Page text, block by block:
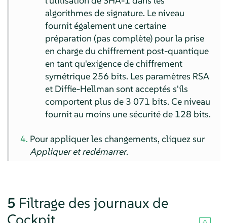
algorithmes de signature. Le niveau
fournit également une certaine
préparation (pas complète) pour la prise
en charge du chiffrement post-quantique
en tant qu'exigence de chiffrement
symétrique 256 bits. Les paramètres RSA
et Diffie-Hellman sont acceptés s'ils
comportent plus de 3 071 bits. Ce niveau
fournit au moins une sécurité de 128 bits.
Pour appliquer les changements, cliquez sur
Appliquer et redémarrer.
5 Filtrage des journaux de